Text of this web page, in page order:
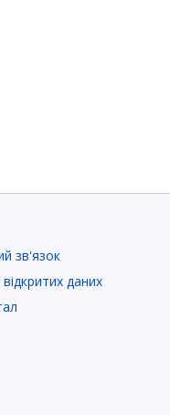
зв'язок
даних